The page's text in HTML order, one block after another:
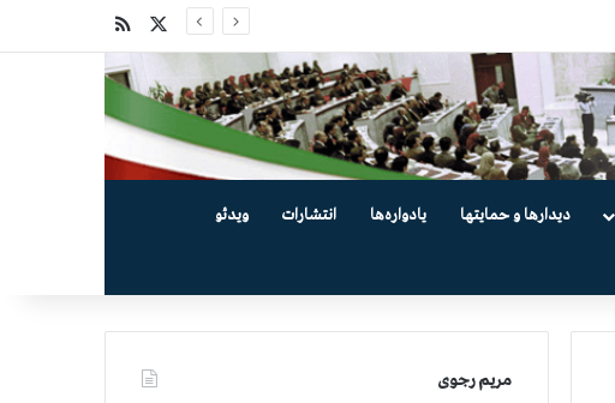
دیدارها و حمایتها یادواره‌ها انتشارات ویدئو
مریم رجوی